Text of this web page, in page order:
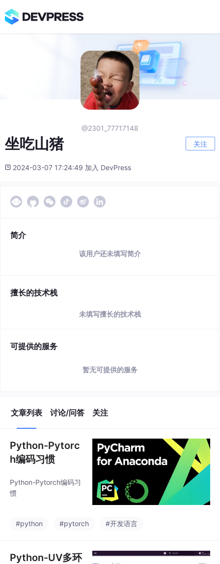
@2301_77717148
坐吃山猪 关注
2024-03-07 17:24:49 加入 DevPress
简介
该用户还未填写简介
擅长的技术栈
未填写擅长的技术栈
可提供的服务
暂无可提供的服务
文章列表 讨论/问答 关注
Python-Pytorc
h编码习惯
Python-Pytorch编码习
惯
#python #pytorch #开发语言
Python-UV多环